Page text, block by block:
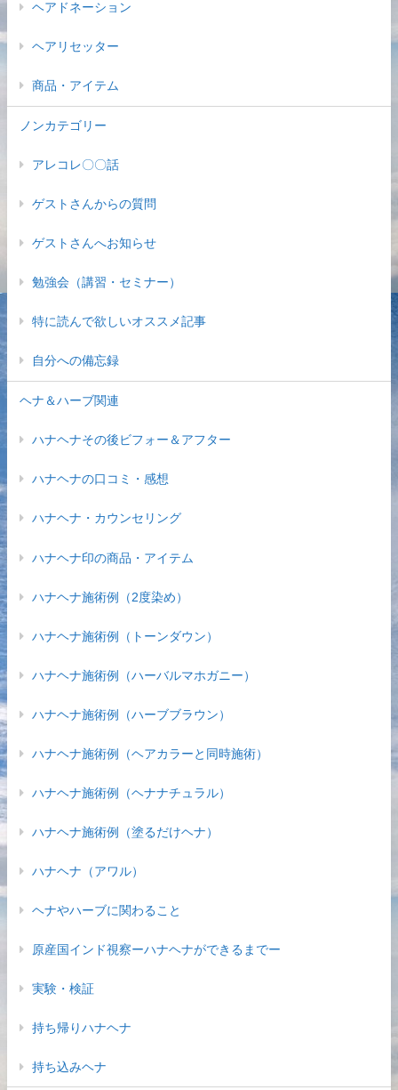
ヘアドネーション
ヘアリセッター
商品・アイテム
ノンカテゴリー
アレコレ〇〇話
ゲストさんからの質問
ゲストさんへお知らせ
勉強会（講習・セミナー）
特に読んで欲しいオススメ記事
自分への備忘録
ヘナ＆ハーブ関連
ハナヘナその後ビフォー＆アフター
ハナヘナの口コミ・感想
ハナヘナ・カウンセリング
ハナヘナ印の商品・アイテム
ハナヘナ施術例（2度染め）
ハナヘナ施術例（トーンダウン）
ハナヘナ施術例（ハーバルマホガニー）
ハナヘナ施術例（ハーブブラウン）
ハナヘナ施術例（ヘアカラーと同時施術）
ハナヘナ施術例（ヘナナチュラル）
ハナヘナ施術例（塗るだけヘナ）
ハナヘナ（アワル）
ヘナやハーブに関わること
原産国インド視察ーハナヘナができるまでー
実験・検証
持ち帰りハナヘナ
持ち込みヘナ